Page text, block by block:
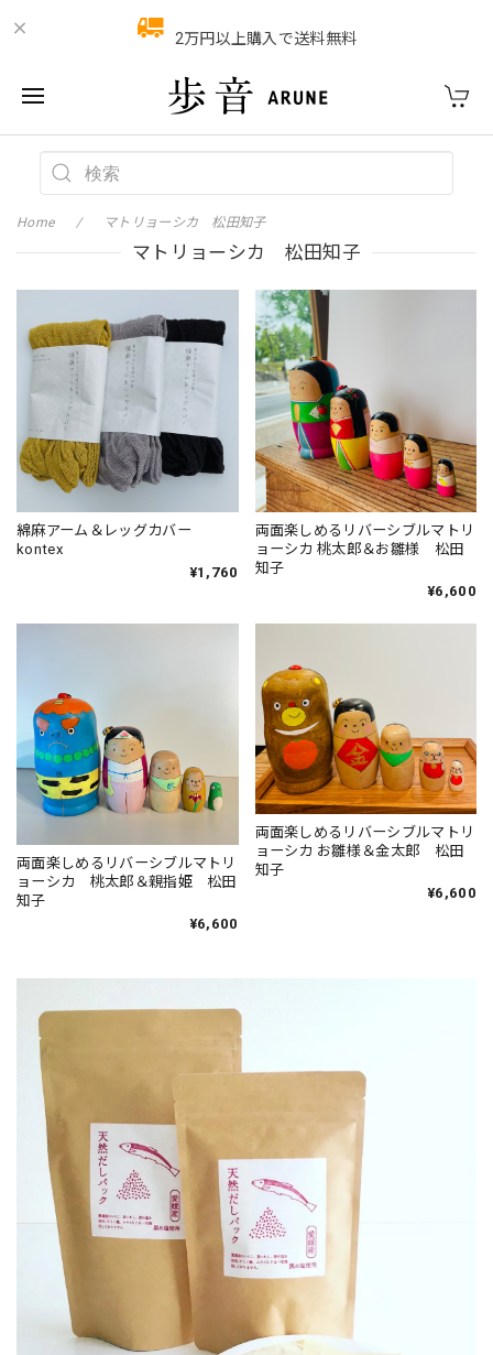
2万円以上購入で送料無料
Home マトリョーシカ 松田知子
マトリョーシカ 松田知子
綿麻アーム＆レッグカバー
kontex
¥1,760
両面楽しめるリバーシブルマトリ
ョーシカ 桃太郎＆お雛様 松田
知子
¥6,600
両面楽しめるリバーシブルマトリ
ョーシカ 桃太郎＆親指姫 松田
知子
¥6,600
両面楽しめるリバーシブルマトリ
ョーシカ お雛様＆金太郎 松田
知子
¥6,600